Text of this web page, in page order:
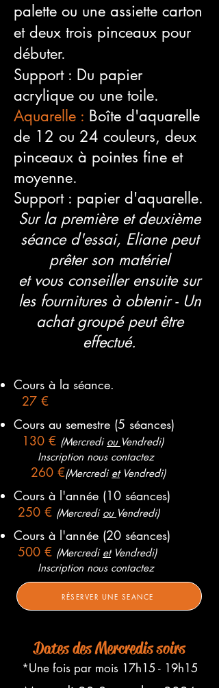
palette ou une assiette carton
et deux trois pinceaux pour
débuter.
Support : Du papier
acrylique ou une toile.
Aquarelle : Boîte d'aquarelle
de 12 ou 24 couleurs, deux
pinceaux à pointes fine et
moyenne.
Support : papier d'aquarelle.
Sur la première et deuxième
séance d'essai, Eliane peut
prêter son matériel
et vous conseiller ensuite sur
les fournitures à obtenir - Un
achat groupé peut être
effectué.
Cours à la séance.
27 €
Cours au semestre (5 séances)
130 € (Mercredi ou Vendredi)
Inscription nous contactez
260 €(Mercredi etVendredi)
Cours à l'année (10 séances)
250 € (Mercredi ou Vendredi)
Cours à l'année (20 séances)
500 € (Mercredi etVendredi)
Inscription nous contactez
RÉSERVER UNE SEANCE
Dates des Mercredis soirs
*Une fois par mois 17h15 - 19h15